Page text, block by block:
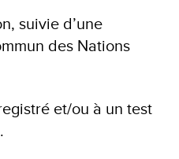
suivie d’une
des Nations
et/ou à un test